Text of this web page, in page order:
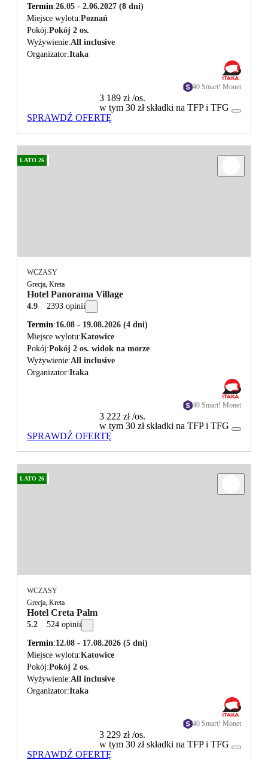
Termin 26.05 - 2.06.2027 (8 dni)
Miejsce wylotu Poznań
Pokój Pokój 2 os.
Wyżywienie All inclusive
Organizator Itaka
40 Smart! Monet
3 189 zł/os.
w tym 30 zł składki na TFP i TFG
SPRAWDŹ OFERTĘ
LATO 26
WCZASY
Grecja, Kreta
Hotel Panorama Village
4.9 2393 opinii
Termin 16.08 - 19.08.2026 (4 dni)
Miejsce wylotu Katowice
Pokój Pokój 2 os. widok na morze
Wyżywienie All inclusive
Organizator Itaka
40 Smart! Monet
3 222 zł/os.
w tym 30 zł składki na TFP i TFG
SPRAWDŹ OFERTĘ
LATO 26
WCZASY
Grecja, Kreta
Hotel Creta Palm
5.2 524 opinii
Termin 12.08 - 17.08.2026 (5 dni)
Miejsce wylotu Katowice
Pokój Pokój 2 os.
Wyżywienie All inclusive
Organizator Itaka
40 Smart! Monet
3 229 zł/os.
w tym 30 zł składki na TFP i TFG
SPRAWDŹ OFERTĘ